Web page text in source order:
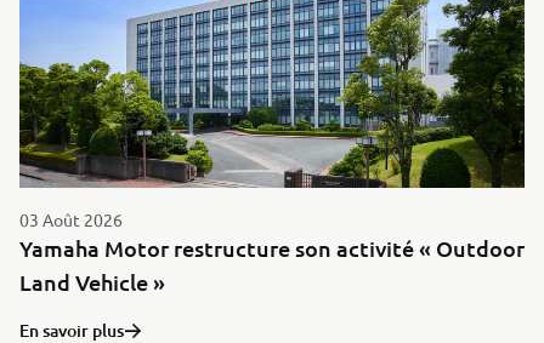
03 Août 2026
Yamaha Motor restructure son activité « Outdoor
Land Vehicle »
En savoir plus